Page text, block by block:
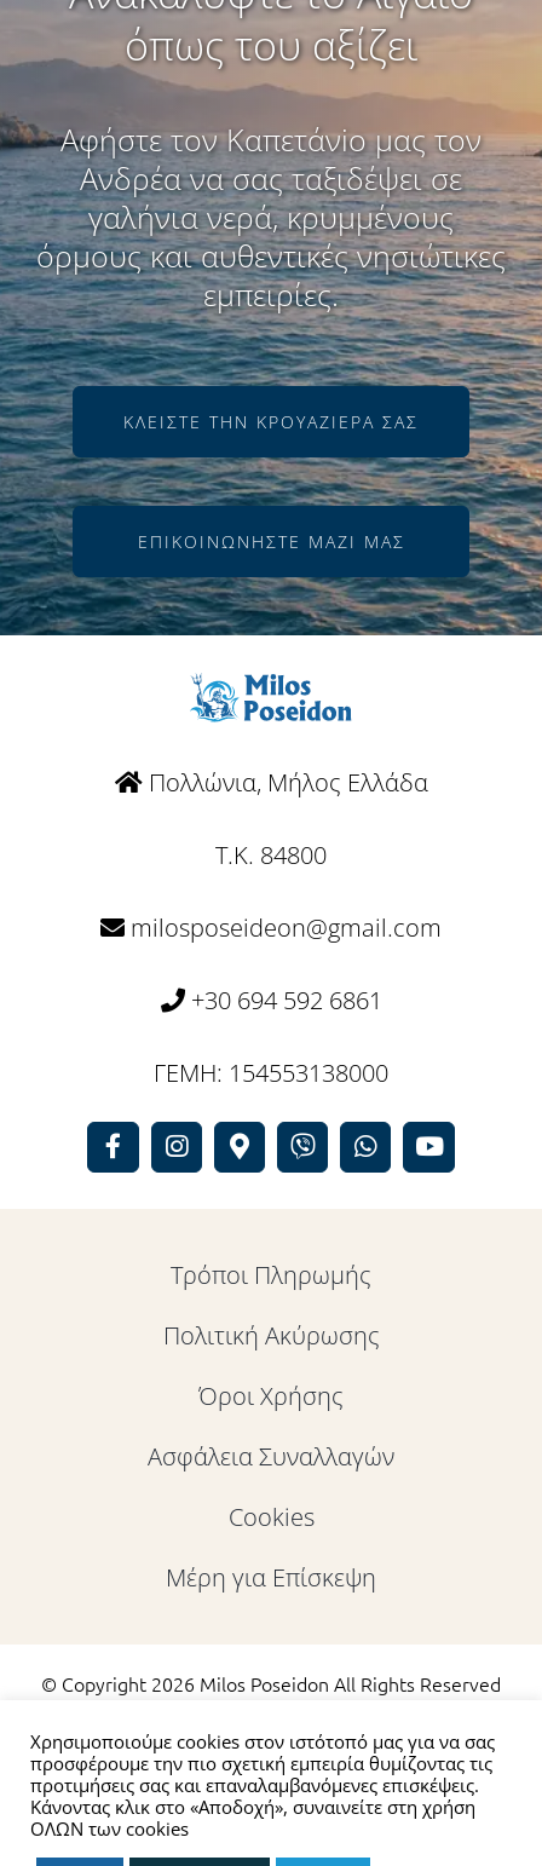
όπως του αξίζει
Αφήστε τον Καπετάνio μας τον
Ανδρέα να σας ταξιδέψει σε
γαλήνια νερά, κρυμμένους
όρμους και αυθεντικές νησιώτικες
εμπειρίες.
ΚΛΕΊΣΤΕ ΤΗΝ ΚΡΟΥΑΖΙΈΡΑ ΣΑΣ
ΕΠΙΚΟΙΝΩΝΉΣΤΕ ΜΑΖΊ ΜΑΣ
Πολλώνια, Μήλος Ελλάδα
T.K. 84800
milosposeideon@gmail.com
+30 694 592 6861
ΓΕΜΗ: 154553138000
Τρόποι Πληρωμής
Πολιτική Ακύρωσης
Όροι Χρήσης
Ασφάλεια Συναλλαγών
Cookies
Μέρη για Επίσκεψη
© Copyright 2026 Milos Poseidon All Rights Reserved
Χρησιμοποιούμε cookies στον ιστότοπό μας για να σας
προσφέρουμε την πιο σχετική εμπειρία θυμίζοντας τις
προτιμήσεις σας και επαναλαμβανόμενες επισκέψεις.
Κάνοντας κλικ στο «Αποδοχή», συναινείτε στη χρήση
ΟΛΩΝ των cookies